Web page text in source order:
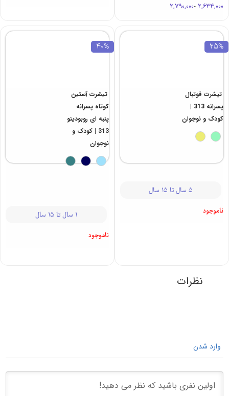
2,634,000
-
2,790,000
25%
تیشرت فوتبال
پسرانه 313 |
کودک و نوجوان
5 سال تا 15 سال
ناموجود
40%
تیشرت آستین
کوتاه پسرانه
پنبه ای روبودینو
313 | کودک و
نوجوان
1 سال تا 15 سال
ناموجود
نظرات
وارد شدن